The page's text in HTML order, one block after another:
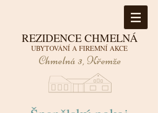
REZIDENCE CHMELNÁ
UBYTOVÁNÍ A FIREMNÍ AKCE
Chmelná 3, Křemže